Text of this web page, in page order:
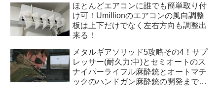
ほとんどエアコンに誰でも簡単取り付
け可！Umillionのエアコンの風向調整
板は上下だけでなく左右方向も調整出
来る！
メタルギアソリッド5攻略その4！サプ
レッサー(耐久力:中)とセミオートのス
ナイパーライフル麻酔銃とオートマチ
ックのハンドガン麻酔銃の開発までの